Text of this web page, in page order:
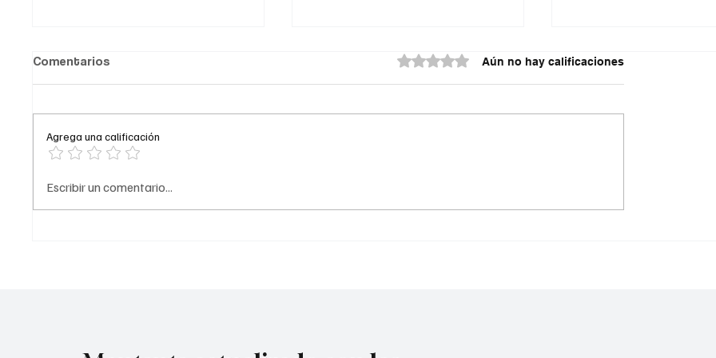
Comediante señalado de
Comentarios Obtuvo 0 de 5 estrellas.Aún no hay calificaciones
Agrega una calificación
Escribir un comentario...